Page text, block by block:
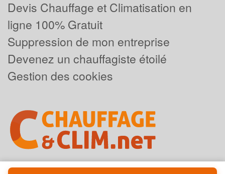
Devis Chauffage et Climatisation en
ligne 100% Gratuit
Suppression de mon entreprise
Devenez un chauffagiste étoilé
Gestion des cookies